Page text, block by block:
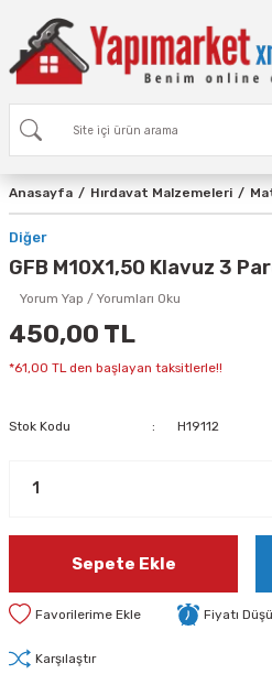
Anasayfa Hırdavat Malzemeleri
Diğer
GFB M10X1,50 Klavuz 3
Yorum Yap / Yorumları Oku
450,00 TL
*61,00 TL den başlayan taksitlerle!!
Stok Kodu H19112
Sepete Ekle
Fiyatı
Karşılaştır